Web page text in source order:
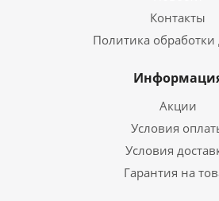
Контакты
Политика
Акции
Условия
Условия
Гарантия на